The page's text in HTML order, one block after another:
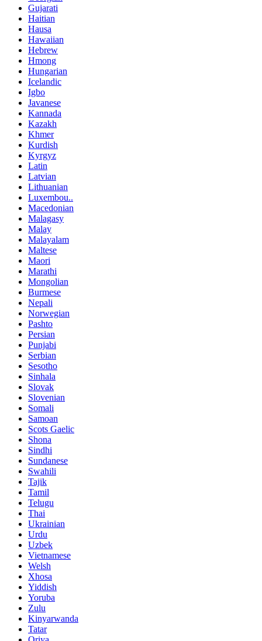
Gujarati
Haitian
Hausa
Hawaiian
Hebrew
Hmong
Hungarian
Icelandic
Igbo
Javanese
Kannada
Kazakh
Khmer
Kurdish
Kyrgyz
Latin
Latvian
Lithuanian
Luxembou..
Macedonian
Malagasy
Malay
Malayalam
Maltese
Maori
Marathi
Mongolian
Burmese
Nepali
Norwegian
Pashto
Persian
Punjabi
Serbian
Sesotho
Sinhala
Slovak
Slovenian
Somali
Samoan
Scots Gaelic
Shona
Sindhi
Sundanese
Swahili
Tajik
Tamil
Telugu
Thai
Ukrainian
Urdu
Uzbek
Vietnamese
Welsh
Xhosa
Yiddish
Yoruba
Zulu
Kinyarwanda
Tatar